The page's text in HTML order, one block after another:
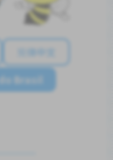
简体中文
Brasil